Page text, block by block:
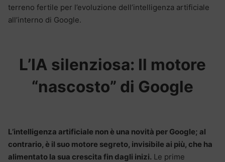
terreno fertile per l’evoluzione dell’intelligenza artificiale
all’interno di Google.
L’IA silenziosa: Il motore
“nascosto” di Google
L’intelligenza artificiale non è una novità per Google; al
contrario, è il suo motore segreto, invisibile ai più, che ha
alimentato la sua crescita fin dagli inizi. Le prime